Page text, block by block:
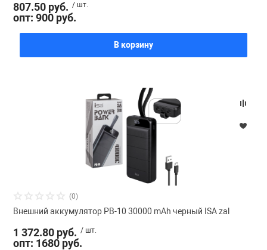
807.50 руб. / шт.
опт: 900 руб.
В корзину
(0)
Внешний аккумулятор PB-10 30000 mAh черный ISA zal
1 372.80 руб. / шт.
опт: 1680 руб.